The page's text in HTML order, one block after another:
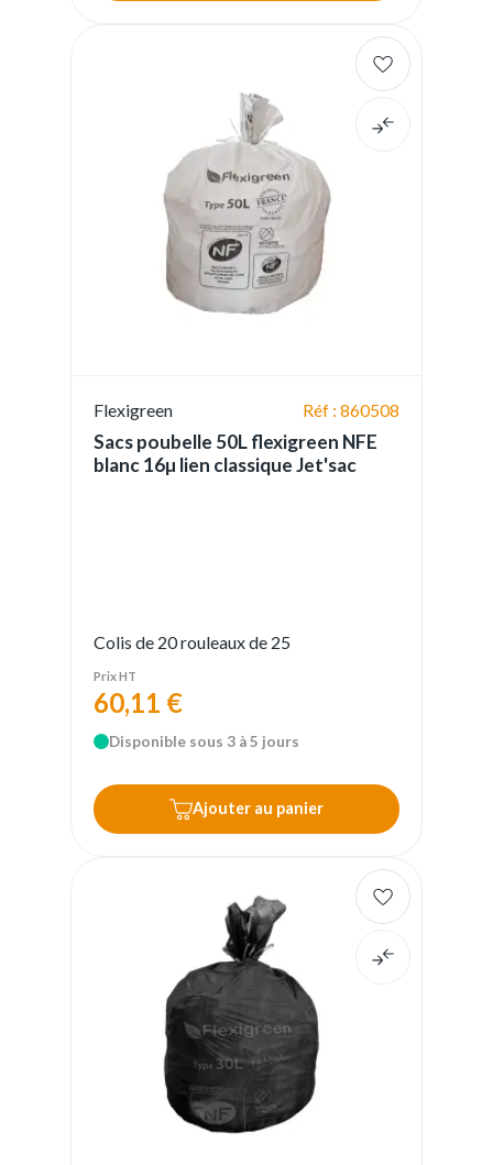
Flexigreen Réf : 860508
Sacs poubelle 50L flexigreen NFE
blanc 16µ lien classique Jet'sac
Colis de 20 rouleaux de 25
Prix HT
60,11 €
Disponible sous 3 à 5 jours
Ajouter au panier